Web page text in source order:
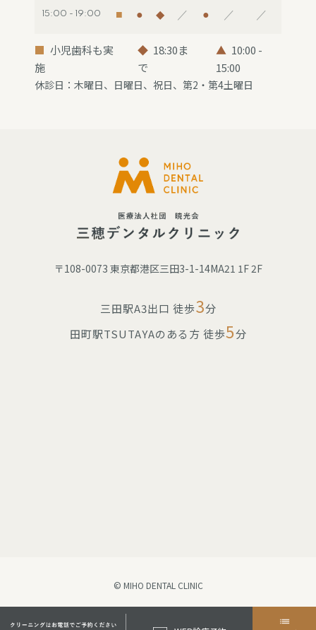
15:00 - 19:00 ■ ● ◆ ／ ● ／ ／
■ 小児歯科も実
施
◆ 18:30ま
で
▲ 10:00 -
15:00
休診日：木曜日、日曜日、祝日、第2・第4土曜日
〒108-0073 東京都港区三田3-1-14MA21 1F 2F
三田駅A3出口 徒歩3分
田町駅TSUTAYAのある方 徒歩5分
© MIHO DENTAL CLINIC